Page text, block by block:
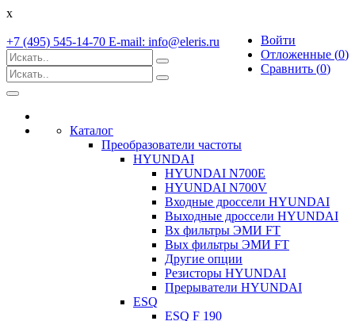
x
Войти
Отложенные (0)
Сравнить (0)
+7 (495) 545-14-70 E-mail: info@eleris.ru
Toggle
Каталог
Преобразователи частоты
HYUNDAI
HYUNDAI N700E
HYUNDAI N700V
Входные дроссели HYUNDAI
Выходные дроссели HYUNDAI
Вх фильтры ЭМИ FT
Вых фильтры ЭМИ FT
Другие опции
Резисторы HYUNDAI
Прерыватели HYUNDAI
ESQ
ESQ F 190